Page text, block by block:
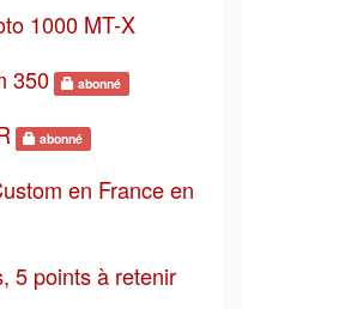
1000 MT-X
350
abonné
abonné
en France en
5 points à retenir